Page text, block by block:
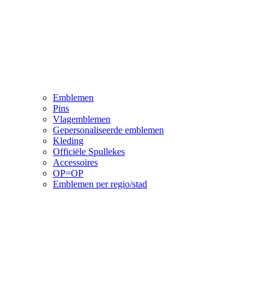
Emblemen
Pins
Vlagemblemen
Gepersonaliseerde emblemen
Kleding
Officiële Spullekes
Accessoires
OP=OP
Emblemen per regio/stad